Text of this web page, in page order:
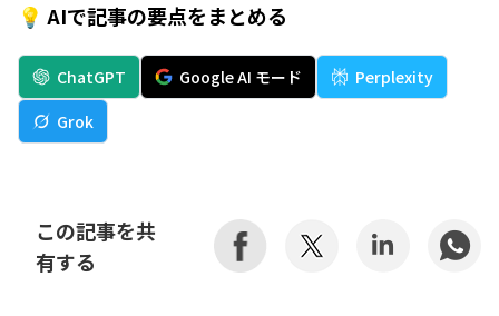
💡 AIで記事の要点をまとめる
ChatGPT Google AI モード
Perplexity
Grok
この記事を共
有する